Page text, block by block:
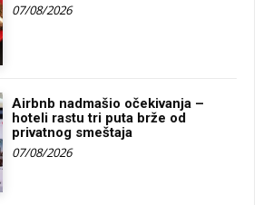
07/08/2026
Airbnb nadmašio očekivanja –
hoteli rastu tri puta brže od
privatnog smeštaja
07/08/2026